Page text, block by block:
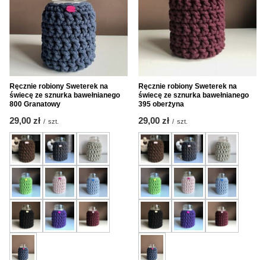
Ręcznie robiony Sweterek na
świecę ze sznurka bawełnianego
800 Granatowy
29,00 zł / szt.
Ręcznie robiony Sweterek na
świecę ze sznurka bawełnianego
395 oberżyna
29,00 zł / szt.